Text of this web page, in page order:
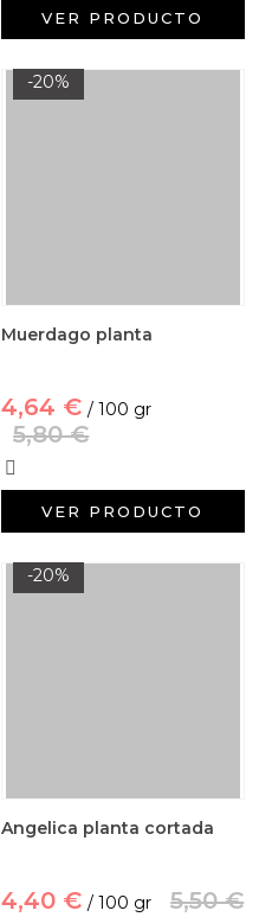
VER PRODUCTO
-20%
Muerdago planta
4,64 € / 100 gr
5,80 €
VER PRODUCTO
-20%
Angelica planta cortada
4,40 € / 100 gr 5,50 €